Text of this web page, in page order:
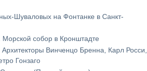
Шуваловых на Фонтанке в Санкт-
Морской собор в Кронштадте
Архитекторы Винченцо Бренна, Карл Росси,
Гонзаго